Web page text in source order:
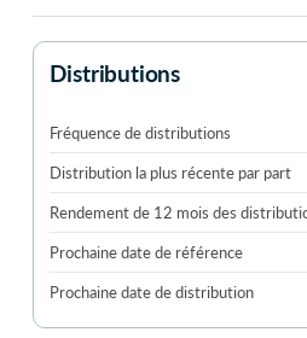
Distributions
Fréquence de distributions
Distribution la plus récente par part
Rendement de 12 mois des
Prochaine date de référence
Prochaine date de distribution